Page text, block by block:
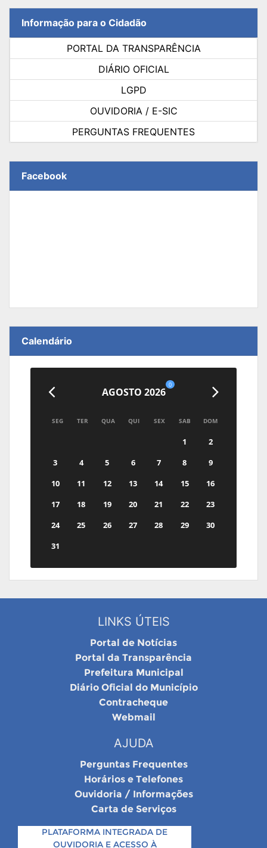
Informação para o Cidadão
PORTAL DA TRANSPARÊNCIA
DIÁRIO OFICIAL
LGPD
OUVIDORIA / E-SIC
PERGUNTAS FREQUENTES
Facebook
Calendário
AGOSTO 2026
0
SEG TER QUA QUI SEX SAB DOM
1
2
3
4 5 6 7 8
9
10
11 12 13 14 15
16
17
18 19 20 21 22
23
24
25 26 27 28 29
30
31
LINKS ÚTEIS
Portal de Notícias
Portal da Transparência
Prefeitura Municipal
Diário Oficial do Município
Contracheque
Webmail
AJUDA
Perguntas Frequentes
Horários e Telefones
Ouvidoria / Informações
Carta de Serviços
PLATAFORMA INTEGRADA DE
OUVIDORIA E ACESSO À